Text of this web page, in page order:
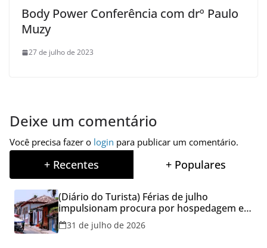
Body Power Conferência com drº Paulo
Muzy
27 de julho de 2023
Deixe um comentário
Você precisa fazer o login para publicar um comentário.
+ Recentes + Populares
(Diário do Turista) Férias de julho
impulsionam procura por hospedagem em
Goiás e reforçam cuidados na hora de
reservar viagens
31 de julho de 2026